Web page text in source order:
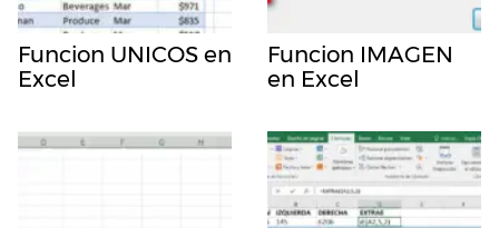
Funcion UNICOS en
Excel
Funcion IMAGEN
en Excel